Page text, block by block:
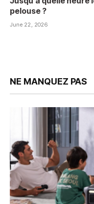
pelouse ?
June 22, 2026
NE MANQUEZ PAS